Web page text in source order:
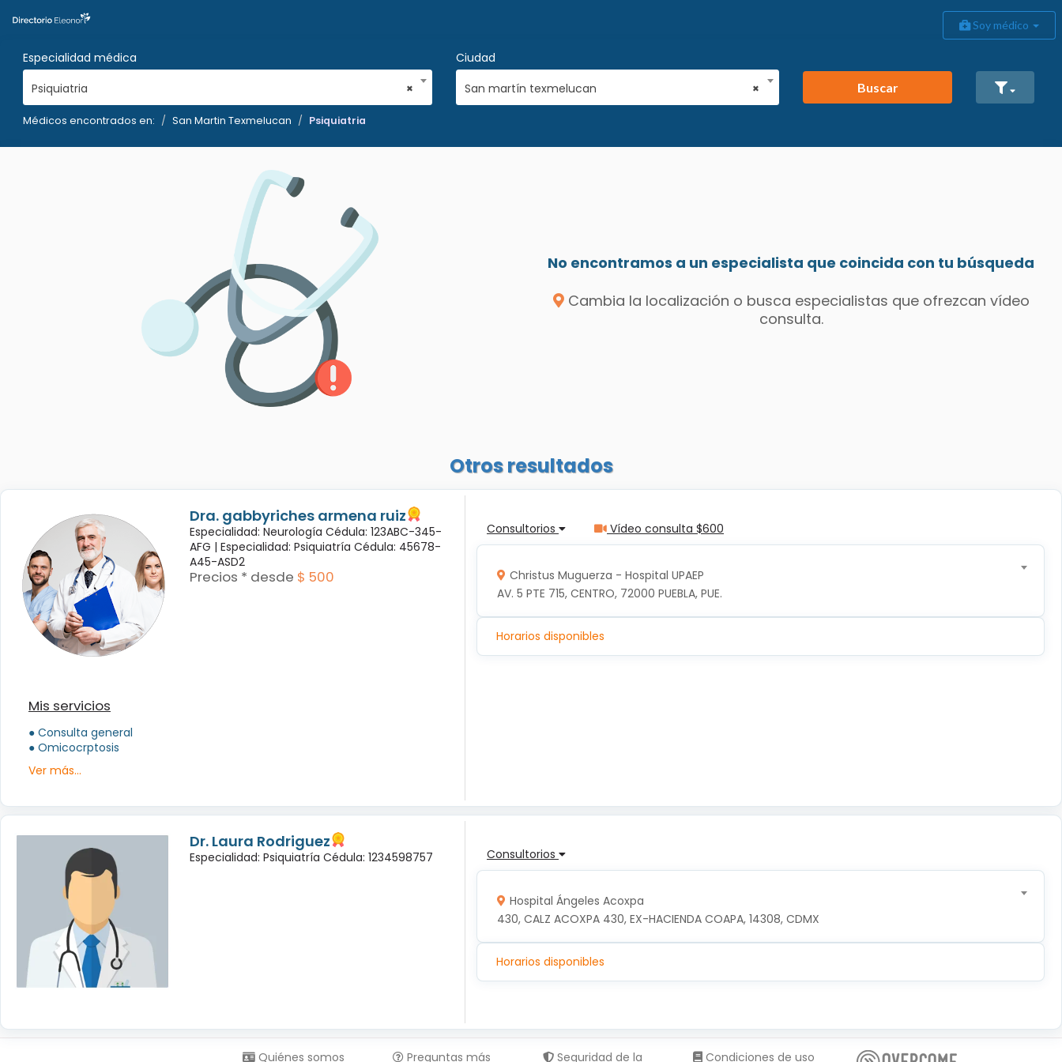
Soy médico
Especialidad médica
×
Psiquiatria
Ciudad
×
San martín texmelucan Buscar
Médicos encontrados en: San Martin Texmelucan Psiquiatria
No encontramos a un especialista que coincida con tu búsqueda
Cambia la localización o busca especialistas que ofrezcan vídeo
consulta.
Otros resultados
Dra. gabbyriches armena ruiz
Especialidad: Neurología Cédula: 123ABC-345-
AFG | Especialidad: Psiquiatría Cédula: 45678-
A45-ASD2
Precios * desde $ 500
Mis servicios
● Consulta general
● Omicocrptosis
Ver más...
Consultorios Vídeo consulta $600
Christus Muguerza - Hospital UPAEP
AV. 5 PTE 715, CENTRO, 72000 PUEBLA, PUE.
Horarios disponibles
Dr. Laura Rodriguez
Especialidad: Psiquiatría Cédula: 1234598757 Consultorios
Hospital Ángeles Acoxpa
430, CALZ ACOXPA 430, EX-HACIENDA COAPA, 14308, CDMX
Horarios disponibles
Quiénes somos Preguntas más Seguridad de la Condiciones de uso